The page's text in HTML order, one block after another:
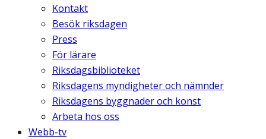
Kontakt
Besök riksdagen
Press
För lärare
Riksdagsbiblioteket
Riksdagens myndigheter och nämnder
Riksdagens byggnader och konst
Arbeta hos oss
Webb-tv